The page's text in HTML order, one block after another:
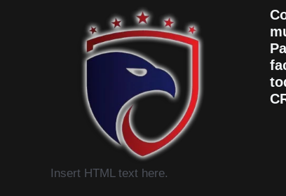
Insert HTML text here.